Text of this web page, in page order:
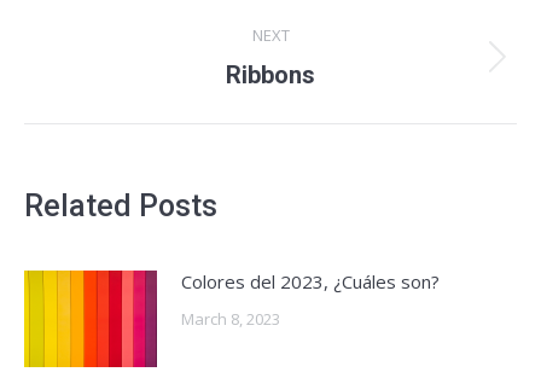
NEXT
Next
Ribbons
Related Posts
Colores del 2023, ¿Cuáles son?
March 8, 2023